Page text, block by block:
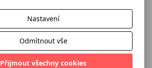
Nastavení
Odmítnout vše
Přijmout všechny cookies